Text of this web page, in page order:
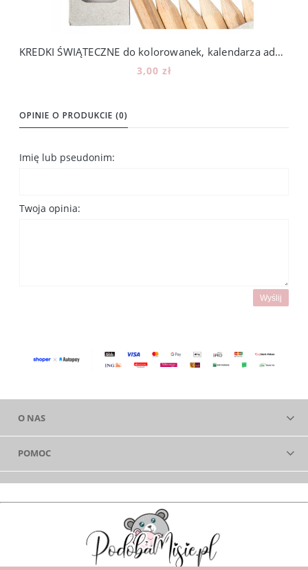
KREDKI ŚWIĄTECZNE do kolorowanek, kalendarza adwentowego - 6 KOLORÓW
3,00 zł
OPINIE O PRODUKCIE (0)
Imię lub pseudonim:
Twoja opinia:
Wyślij
O NAS
POMOC